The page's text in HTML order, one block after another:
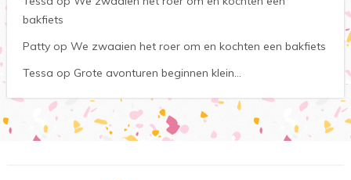
bakfiets
Pattyop We zwaaien het roer om en kochten een bakfiets
Tessa op Grote avonturen beginnen klein…